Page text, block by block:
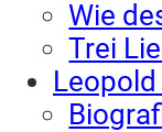
Wie
Trei